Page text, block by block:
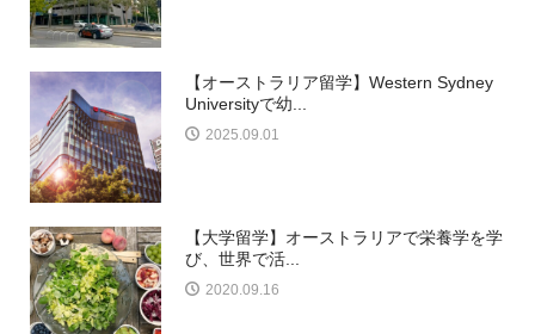
【オーストラリア留学】Western Sydney
Universityで幼...
2025.09.01
【大学留学】オーストラリアで栄養学を学
び、世界で活...
2020.09.16